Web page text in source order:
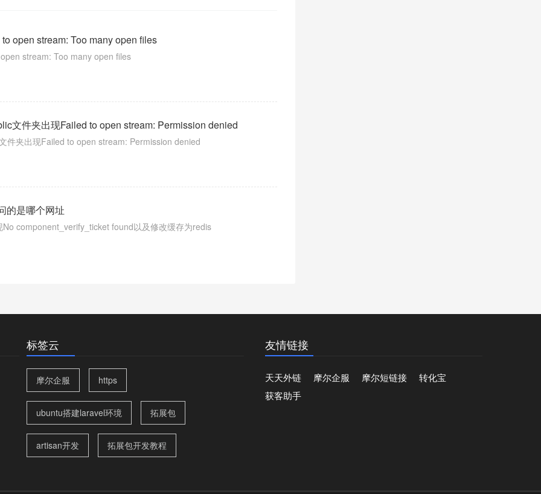
open stream: Too many open files
stream: Too many open files
文件夹出现Failed to open stream: Permission denied
件夹出现Failed to open stream: Permission denied
的是哪个网址
component_verify_ticket found以及修改缓存为redis
标签云
摩尔企服 https
ubuntu搭建laravel环境 拓展包
artisan开发 拓展包开发教程
友情链接
天天外链 摩尔企服 摩尔短链接
转化宝
获客助手